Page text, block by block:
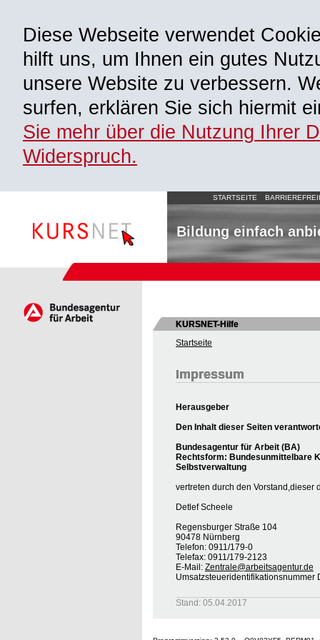
Diese Webseite verwendet
hilft uns, um Ihnen ein gutes
unsere Website zu verbessern.
surfen, erklären Sie sich hiermit
Sie mehr über die Nutzung Ihrer
Widerspruch.
STARTSEITE
Bildung einfach
KURSNET-Hilfe
Startseite
Impressum
Herausgeber
Den Inhalt dieser Seiten
Bundesagentur für Arbeit (BA)
Rechtsform: Bundesunmittelbare
Selbstverwaltung
vertreten durch den Vorstand,dieser
Detlef Scheele
Regensburger Straße 104
90478 Nürnberg
Telefon: 0911/179-0
Telefax: 0911/179-2123
E-Mail: Zentrale@arbeitsagentur.de
Umsatzsteueridentifikationsnummer
Stand: 05.04.2017